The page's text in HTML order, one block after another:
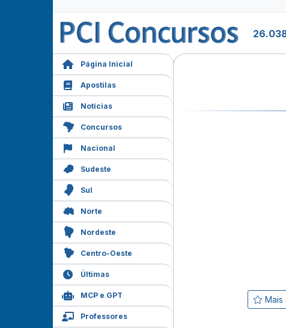
Página Inicial
Apostilas
Notícias
Concursos
Nacional
Sudeste
Sul
Norte
Nordeste
Centro-Oeste
Últimas
MCP e GPT
Professores
Mais